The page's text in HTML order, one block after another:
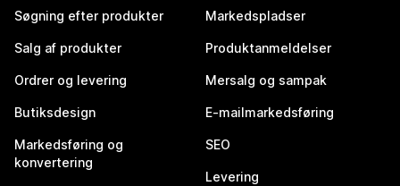
Søgning efter produkter
Salg af produkter
Ordrer og levering
Butiksdesign
Markedsføring og
konvertering
Markedspladser
Produktanmeldelser
Mersalg og sampak
E-mailmarkedsføring
SEO
Levering